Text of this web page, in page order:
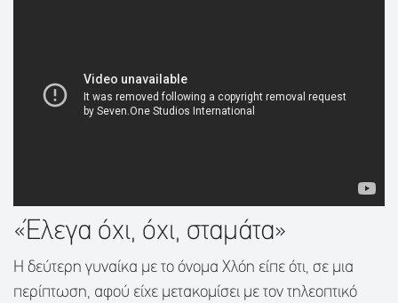
«Έλεγα όχι, όχι, σταμάτα»
Η δεύτερη γυναίκα με το όνομα Χλόη είπε ότι, σε μια
περίπτωση, αφού είχε μετακομίσει με τον τηλεοπτικό